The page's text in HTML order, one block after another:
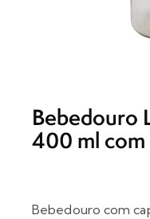
Bebedouro
400 ml
Bebedouro com